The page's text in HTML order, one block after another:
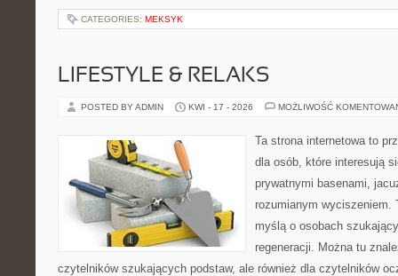
CATEGORIES: MEKSYK
LIFESTYLE & RELAKS
POSTED BY ADMIN KWI - 17 - 2026 MOŻLIWOŚĆ
Ta strona internetowa to
dla osób, które interesują
prywatnymi basenami,
rozumianym wyciszeniem.
myślą o osobach
regeneracji. Można tu
czytelników szukających podstaw, ale również dla czytelników